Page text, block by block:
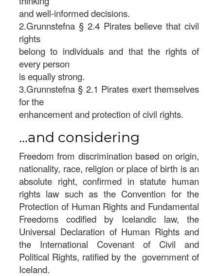
and well-informed decisions.
2.Grunnstefna § 2.4 Pirates believe that civil
rights
belong to individuals and that the rights of
every person
is equally strong.
3.Grunnstefna § 2.1 Pirates exert themselves
for the
enhancement and protection of civil rights.
...and considering
Freedom from discrimination based on origin,
nationality, race, religion or place of birth is an
absolute right, confirmed in statute human
rights law such as the Convention for the
Protection of Human Rights and Fundamental
Freedoms codified by Icelandic law, the
Universal Declaration of Human Rights and
the International Covenant of Civil and
Political Rights, ratified by the government of
Iceland.